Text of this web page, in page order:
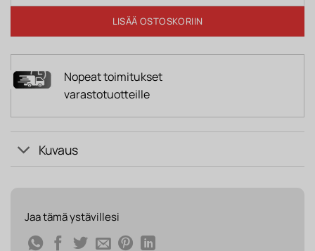
LISÄÄ OSTOSKORIIN
Nopeat toimitukset
varastotuotteille
Kuvaus
Jaa tämä ystävillesi